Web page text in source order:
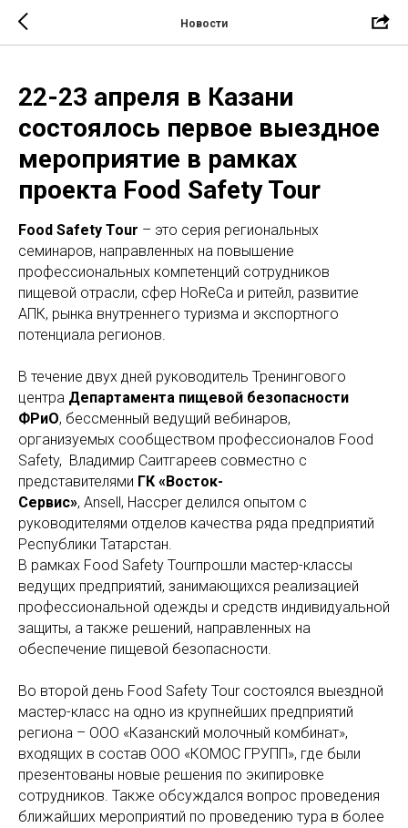
Новости
22-23 апреля в Казани
состоялось первое выездное
мероприятие в рамках
проекта Food Safety Tour
Food Safety Tour – это серия региональных
семинаров, направленных на повышение
профессиональных компетенций сотрудников
пищевой отрасли, сфер HoReCa и ритейл, развитие
АПК, рынка внутреннего туризма и экспортного
потенциала регионов.
В течение двух дней руководитель Тренингового
центра Департамента пищевой безопасности
ФРиО, бессменный ведущий вебинаров,
организуемых сообществом профессионалов Food
Safety, Владимир Саитгареев совместно с
представителями ГК «Восток-
Сервис», Ansell, Haccper делился опытом с
руководителями отделов качества ряда предприятий
Республики Татарстан.
В рамках Food Safety Tourпрошли мастер-классы
ведущих предприятий, занимающихся реализацией
профессиональной одежды и средств индивидуальной
защиты, а также решений, направленных на
обеспечение пищевой безопасности.
Во второй день Food Safety Tour состоялся выездной
мастер-класс на одно из крупнейших предприятий
региона – ООО «Казанский молочный комбинат»,
входящих в состав ООО «КОМОС ГРУПП», где были
презентованы новые решения по экипировке
сотрудников. Также обсуждался вопрос проведения
ближайших мероприятий по проведению тура в более